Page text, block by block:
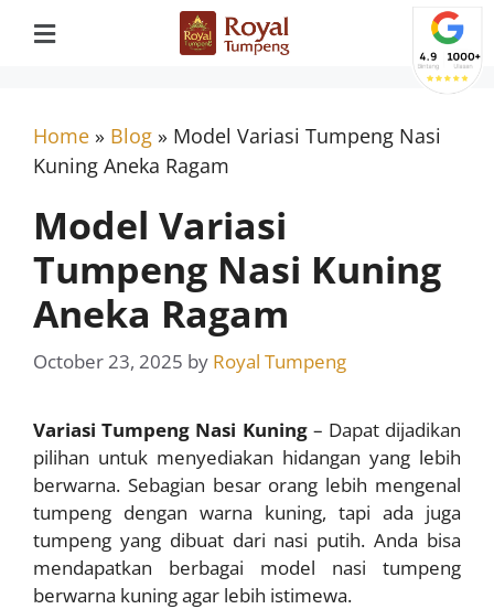
Home » Blog » Model Variasi Tumpeng Nasi
Kuning Aneka Ragam
Model Variasi
Tumpeng Nasi Kuning
Aneka Ragam
October 23, 2025 by Royal Tumpeng
Variasi Tumpeng Nasi Kuning– Dapat dijadikan
pilihan untuk menyediakan hidangan yang lebih
berwarna. Sebagian besar orang lebih mengenal
tumpeng dengan warna kuning, tapi ada juga
tumpeng yang dibuat dari nasi putih. Anda bisa
mendapatkan berbagai model nasi tumpeng
berwarna kuning agar lebih istimewa.